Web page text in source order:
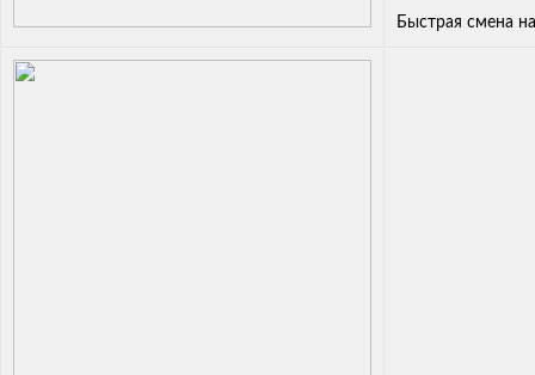
Быстрая смена